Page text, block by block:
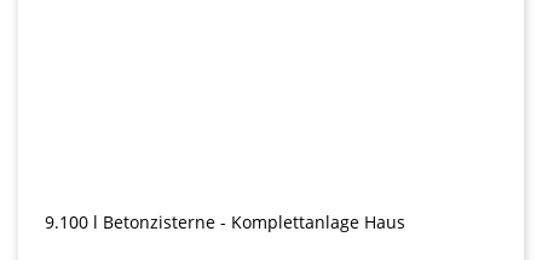
9.100 l Betonzisterne - Komplettanlage Haus